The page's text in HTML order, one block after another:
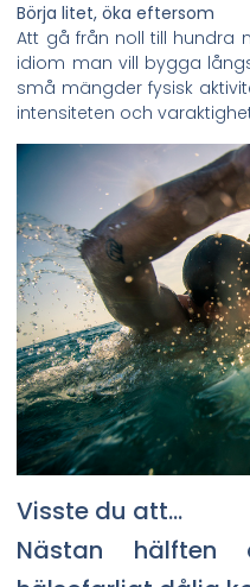
Börja litet, öka eftersom
Att gå från noll till hundra
idiom man vill bygga
små mängder fysisk
intensiteten och
Visste du att…
Nästan hälften